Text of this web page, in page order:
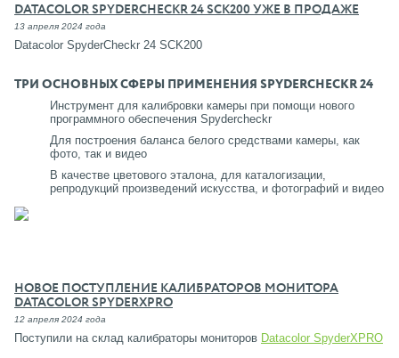
DATACOLOR SPYDERCHECKR 24 SCK200 УЖЕ В ПРОДАЖЕ
13 апреля 2024 года
Datacolor SpyderCheckr 24 SCK200
ТРИ ОСНОВНЫХ СФЕРЫ ПРИМЕНЕНИЯ SPYDERCHECKR 24
Инструмент для калибровки камеры при помощи нового
программного обеспечения Spydercheckr
Для построения баланса белого средствами камеры, как
фото, так и видео
В качестве цветового эталона, для каталогизации,
репродукций произведений искусства, и фотографий и видео
НОВОЕ ПОСТУПЛЕНИЕ КАЛИБРАТОРОВ МОНИТОРА
DATACOLOR SPYDERXPRO
12 апреля 2024 года
Поступили на склад калибраторы мониторов Datacolor SpyderXPRO